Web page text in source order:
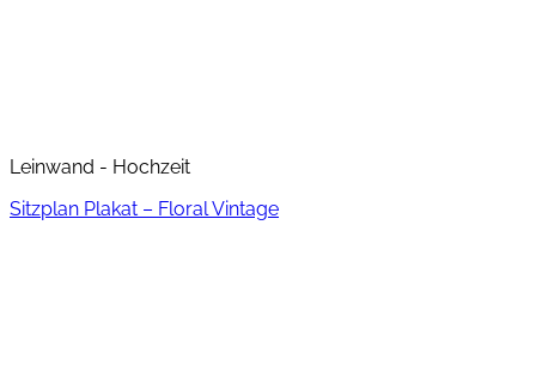
Leinwand - Hochzeit
Sitzplan Plakat – Floral Vintage